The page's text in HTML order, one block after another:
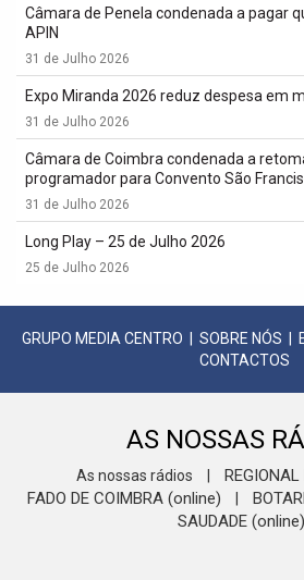
Câmara de Penela condenada a pagar
APIN
31 de Julho 2026
Expo Miranda 2026 reduz despesa em
31 de Julho 2026
Câmara de Coimbra condenada a
programador para Convento São
31 de Julho 2026
Long Play – 25 de Julho 2026
25 de Julho 2026
GRUPO MEDIA CENTRO SOBRE NÓS
CONTACTOS
AS NOSSAS
As nossas rádios REGIONAL
FADO DE COIMBRA (online)
SAUDADE (online)